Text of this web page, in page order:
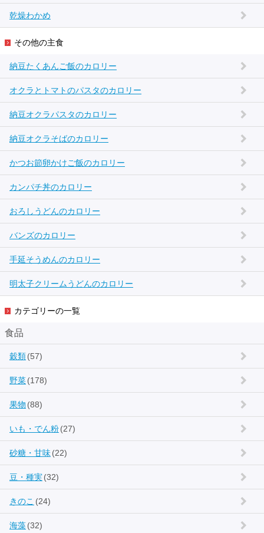
乾燥わかめ
その他の主食
納豆たくあんご飯のカロリー
オクラとトマトのパスタのカロリー
納豆オクラパスタのカロリー
納豆オクラそばのカロリー
かつお節卵かけご飯のカロリー
カンパチ丼のカロリー
おろしうどんのカロリー
バンズのカロリー
手延そうめんのカロリー
明太子クリームうどんのカロリー
カテゴリーの一覧
食品
穀類(57)
野菜(178)
果物 (88)
いも・でん粉(27)
砂糖・甘味(22)
豆・種実(32)
きのこ (24)
海藻(32)